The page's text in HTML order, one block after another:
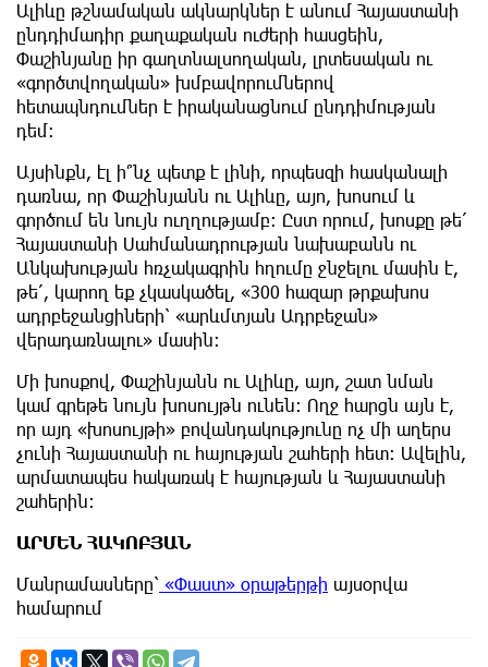
Ալիևը թշնամական ակնարկներ է անում Հայաստանի
ընդդիմադիր քաղաքական ուժերի հասցեին,
Փաշինյանը իր գաղտնալսողական, լրտեսական ու
«գործտվողական» խմբավորումներով
հետապնդումներ է իրականացնում ընդդիմության
դեմ:
Այսինքն, էլ ի՞նչ պետք է լինի, որպեսզի հասկանալի
դառնա, որ Փաշինյանն ու Ալիևը, այո, խոսում և
գործում են նույն ուղղությամբ: Ըստ որում, խոսքը թե՛
Հայաստանի Սահմանադրության նախաբանն ու
Անկախության հռչակագրին հղումը ջնջելու մասին է,
թե՛, կարող եք չկասկածել, «300 հազար թրքախոս
ադրբեջանցիների՝ «արևմտյան Ադրբեջան»
վերադառնալու» մասին:
Մի խոսքով, Փաշինյանն ու Ալիևը, այո, շատ նման
կամ գրեթե նույն խոսույթն ունեն: Ողջ հարցն այն է,
որ այդ «խոսույթի» բովանդակությունը ոչ մի աղերս
չունի Հայաստանի ու հայության շահերի հետ: Ավելին,
արմատապես հակառակ է հայության և Հայաստանի
շահերին:
ԱՐՄԵՆ ՀԱԿՈԲՅԱՆ
Մանրամասները՝ «Փաստ» օրաթերթի այսօրվա
համարում